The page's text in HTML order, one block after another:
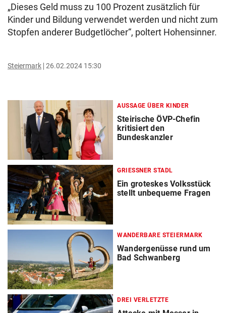
„Dieses Geld muss zu 100 Prozent zusätzlich für
Kinder und Bildung verwendet werden und nicht zum
Stopfen anderer Budgetlöcher“, poltert Hohensinner.
Steiermark 26.02.2024 15:30
AUSSAGE ÜBER KINDER
Steirische ÖVP-Chefin
kritisiert den
Bundeskanzler
GRIESSNER STADL
Ein groteskes Volksstück
stellt unbequeme Fragen
WANDERBARE STEIERMARK
Wandergenüsse rund um
Bad Schwanberg
DREI VERLETZTE